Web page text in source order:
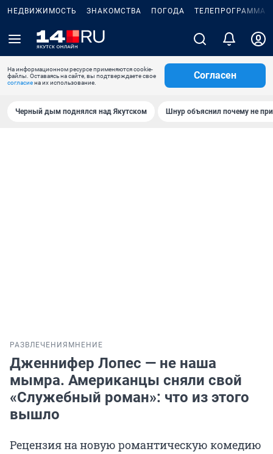
НЕДВИЖИМОСТЬ ЗНАКОМСТВА ПОГОДА ТЕЛЕПРОГРАММА
На информационном ресурсе применяются cookie-
файлы. Оставаясь на сайте, вы подтверждаете свое
согласиена их использование.
Согласен
Черный дым поднялся над Якутском Шнур объяснил почему не
РАЗВЛЕЧЕНИЯ МНЕНИЕ
Дженнифер Лопес — не наша
мымра. Американцы сняли свой
«Служебный роман»: что из этого
вышло
Рецензия на новую романтическую комедию